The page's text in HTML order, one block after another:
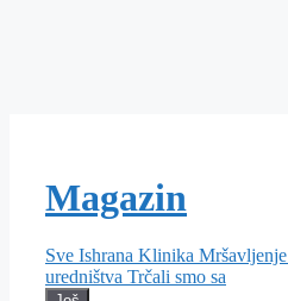
Magazin
Sve Ishrana Klinika Mršavljenje
uredništva Trčali smo sa